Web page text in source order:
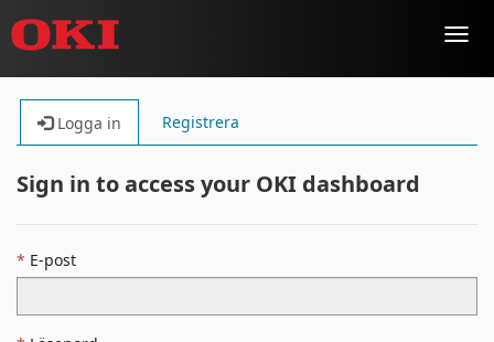
Logga in Registrera
Sign in to access your OKI dashboard
E-post